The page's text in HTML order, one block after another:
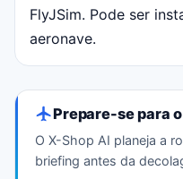
FlyJSim. Pode ser
aeronave.
Prepare-se para
O X-Shop AI planeja a
briefing antes da